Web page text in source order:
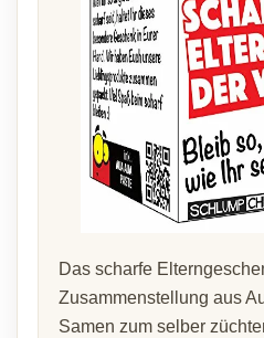
Das scharfe
Zusammenstellung aus
Samen zum selber